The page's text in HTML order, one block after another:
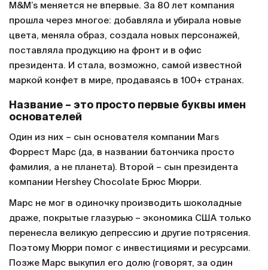
M&M’s меняется не впервые. За 80 лет компания
прошла через многое: добавляла и убирала новые
цвета, меняла образ, создала новых персонажей,
поставляла продукцию на фронт и в офис
президента. И стала, возможно, самой известной
маркой конфет в мире, продаваясь в 100+ странах.
Название – это просто первые буквы имен
основателей
Один из них – сын основателя компании Mars
Форрест Марс (да, в названии батончика просто
фамилия, а не планета). Второй – сын президента
компании Hershey Chocolate Брюс Мюрри.
Марс не мог в одиночку производить шоколадные
драже, покрытые глазурью – экономика США только
перенесла великую депрессию и другие потрясения.
Поэтому Мюрри помог с инвестициями и ресурсами.
Позже Марс выкупил его долю (говорят, за один